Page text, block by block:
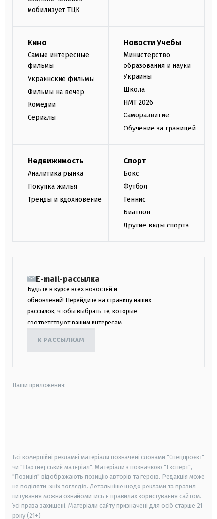
мобилизует ТЦК
Кино
Самые интересные
фильмы
Украинские фильмы
Фильмы на вечер
Комедии
Сериалы
Новости Учебы
Министерство
образования и науки
Украины
Школа
НМТ 2026
Саморазвитие
Обучение за границей
Недвижимость
Аналитика рынка
Покупка жилья
Тренды и вдохновение
Спорт
Бокс
Футбол
Теннис
Биатлон
Другие виды спорта
E-mail-рассылка
Будьте в курсе всех новостей и
обновлений! Перейдите на страницу наших
рассылок, чтобы выбрать те, которые
соответствуют вашим интересам.
К РАССЫЛКАМ
Наши приложения:
Всі комерційні рекламні матеріали позначені словами "Спецпроєкт"
чи "Партнерський матеріал". Матеріали з позначкою "Експерт",
"Позиція" відображають позицію авторів та героїв. Редакція може
не поділяти їхніх поглядів. Детальніше щодо реклами та правил
цитування можна ознайомитись в правилах користування сайтом.
Усі права захищені. Матеріали сайту призначені для осіб старше 21
року (21+)